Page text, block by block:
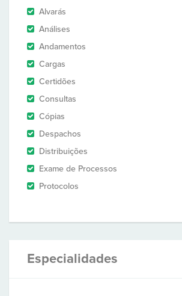
Alvarás
Análises
Andamentos
Cargas
Certidões
Consultas
Cópias
Despachos
Distribuições
Exame de Processos
Protocolos
Especialidades